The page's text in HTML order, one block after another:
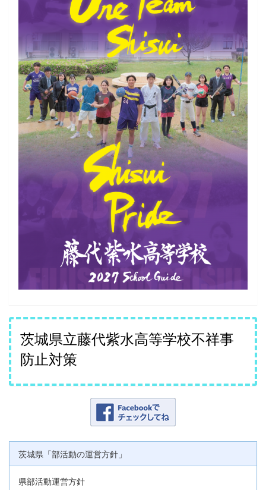
茨城県立藤代紫水高等学校不祥事
防止対策
茨城県「部活動の運営方針」
県部活動運営方針